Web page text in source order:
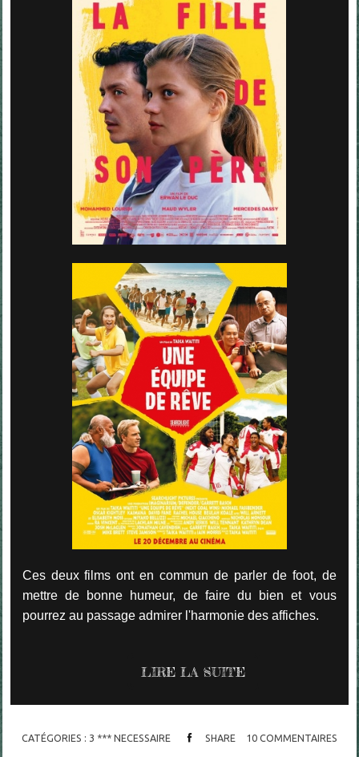
Ces deux films ont en commun de parler de foot, de
mettre de bonne humeur, de faire du bien et vous
pourrez au passage admirer l'harmonie des affiches.
LIRE LA SUITE
CATÉGORIES : 3 *** NECESSAIRE SHARE 10 COMMENTAIRES